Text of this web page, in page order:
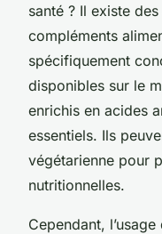
santé ? Il existe
compléments
spécifiquement
disponibles sur le
enrichis en acides
essentiels. Ils
végétarienne pour
nutritionnelles.
Cependant,